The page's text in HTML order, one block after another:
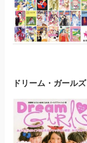
ドリーム・ガールズ